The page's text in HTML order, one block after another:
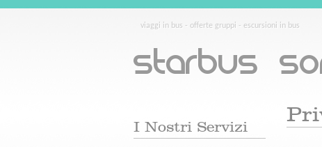
viaggi in bus - offerte gruppi - escursioni in bus
Starbus
I Nostri Servizi